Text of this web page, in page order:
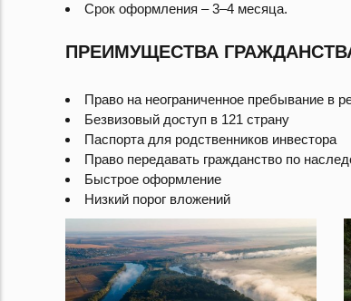
Срок оформления – 3–4 месяца.
ПРЕИМУЩЕСТВА
Право на неограниченное пребывание в
Безвизовый доступ в 121 страну
Паспорта для родственников инвестора
Право передавать гражданство по
Быстрое оформление
Низкий порог вложений